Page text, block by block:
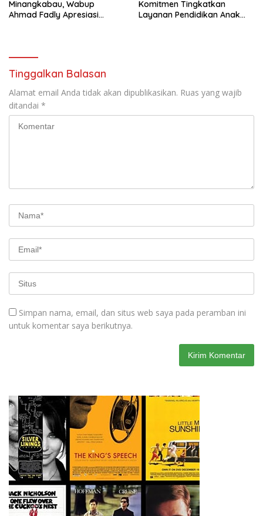
Minangkabau, Wabup
Ahmad Fadly Apresiasi
Komitmen Tingkatkan
Layanan Pendidikan Anak
Tinggalkan Balasan
Alamat email Anda tidak akan dipublikasikan. Ruas yang wajib
ditandai *
Simpan nama, email, dan situs web saya pada peramban ini
untuk komentar saya berikutnya.